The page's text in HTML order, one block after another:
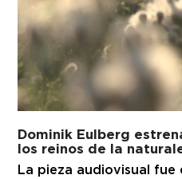
Dominik Eulberg
los reinos de la
La pieza audiovisual